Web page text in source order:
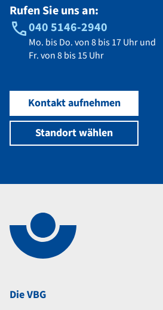
Rufen Sie uns an:
040 5146-2940
Mo. bis Do. von 8 bis 17 Uhr und
Fr. von 8 bis 15 Uhr
Kontakt aufnehmen
Standort wählen
Die VBG